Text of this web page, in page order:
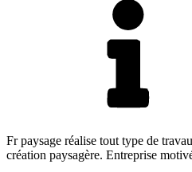
Fr paysage réalise tout type de
création paysagère. Entreprise